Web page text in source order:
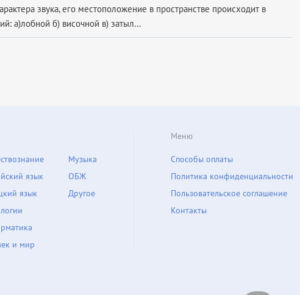
звука, его местоположение в пространстве происходит в
а)лобной б) височной в) затыл...
язык
язык
и мир
Музыка
ОБЖ
Другое
Меню
Способы оплаты
Политика конфиденциальности
Пользовательское соглашение
Контакты